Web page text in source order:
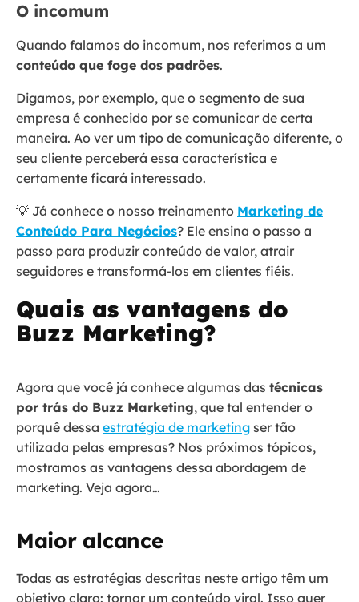
O incomum
Quando falamos do incomum, nos referimos a um
conteúdo que foge dos padrões.
Digamos, por exemplo, que o segmento de sua
empresa é conhecido por se comunicar de certa
maneira. Ao ver um tipo de comunicação diferente, o
seu cliente perceberá essa característica e
certamente ficará interessado.
💡 Já conhece o nosso treinamento Marketing de
Conteúdo Para Negócios? Ele ensina o passo a
passo para produzir conteúdo de valor, atrair
seguidores e transformá-los em clientes fiéis.
Quais as vantagens do
Buzz Marketing?
Agora que você já conhece algumas das técnicas
por trás do Buzz Marketing, que tal entender o
porquê dessa estratégia de marketing ser tão
utilizada pelas empresas? Nos próximos tópicos,
mostramos as vantagens dessa abordagem de
marketing. Veja agora…
Maior alcance
Todas as estratégias descritas neste artigo têm um
objetivo claro: tornar um conteúdo viral. Isso quer